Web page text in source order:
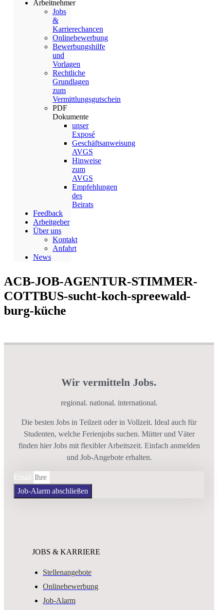
Arbeitnehmer
Jobs
&
Karrierechancen
Onlinebewerbung
Bewerbungshilfe
und
Vorlagen
Rechtliche
Grundlagen
zum
Vermittlungsgutschein
PDF
Dokumente
unser
Exposé
Geschäftsanweisung
AVGS
Hinweise
zum
AVGS
Empfehlungen
des
Beirats
Feedback
Arbeitgeber
Über uns
Kontakt
Anfahrt
News
ACB-JOB-AGENTUR-STIMMER-
COTTBUS-sucht-koch-spreewald-
burg-küche
Wir vermitteln Jobs.
regional. national. international.
Die besten Jobs in Teilzeit oder in Vollzeit. Ideal auch für
Studenten, welche Ferienjobs suchen. Mütter und Väter
finden hier Jobs mit flexibler Arbeitszeit. Einfach anmelden
und Job-Angebote erhalten.
Email
Job-Alarm abschließen
JOBS & KARRIERE
Stellenangebote
Onlinebewerbung
Job-Alarm